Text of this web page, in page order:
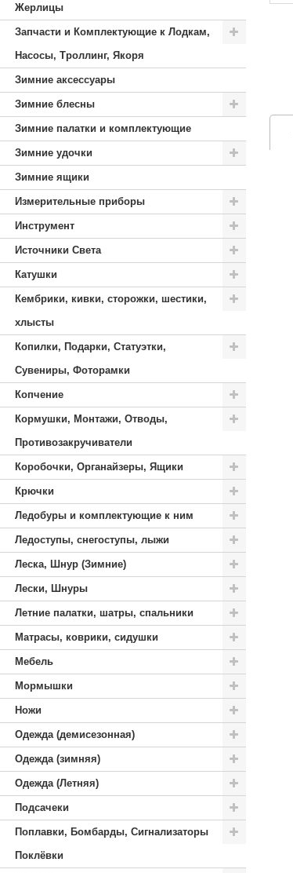
Жерлицы
Запчасти и Комплектующие к Лодкам,
Насосы, Троллинг, Якоря
Зимние аксессуары
Зимние блесны
Зимние палатки и комплектующие
Зимние удочки
Зимние ящики
Измерительные приборы
Инструмент
Источники Света
Катушки
Кембрики, кивки, сторожки, шестики,
хлысты
Копилки, Подарки, Статуэтки,
Сувениры, Фоторамки
Копчение
Кормушки, Монтажи, Отводы,
Противозакручиватели
Коробочки, Органайзеры, Ящики
Крючки
Ледобуры и комплектующие к ним
Ледоступы, снегоступы, лыжи
Леска, Шнур (Зимние)
Лески, Шнуры
Летние палатки, шатры, спальники
Матрасы, коврики, сидушки
Мебель
Мормышки
Ножи
Одежда (демисезонная)
Одежда (зимняя)
Одежда (Летняя)
Подсачеки
Поплавки, Бомбарды, Сигнализаторы
Поклёвки